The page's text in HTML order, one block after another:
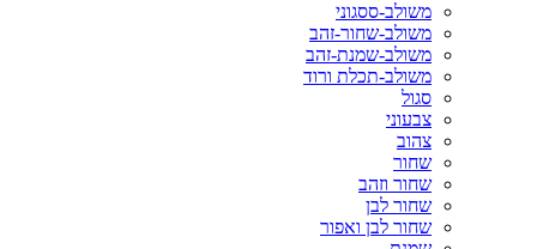
משולב-ססגוני
משולב-שחור-זהב
משולב-שמנת-זהב
משולב-תכלת ורוד
סגול
צבעוני
צהוב
שחור
שחור וזהב
שחור לבן
שחור לבן ואפור